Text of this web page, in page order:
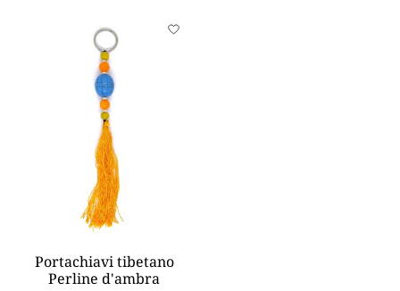
Portachiavi tibetano
Perline d'ambra